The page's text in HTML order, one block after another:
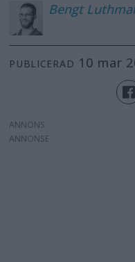
Bengt
PUBLICERAD 10 mar
ANNONS